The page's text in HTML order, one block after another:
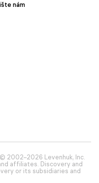
nám
2002–2026 Levenhuk, Inc.
affiliates. Discovery and
or its subsidiaries and